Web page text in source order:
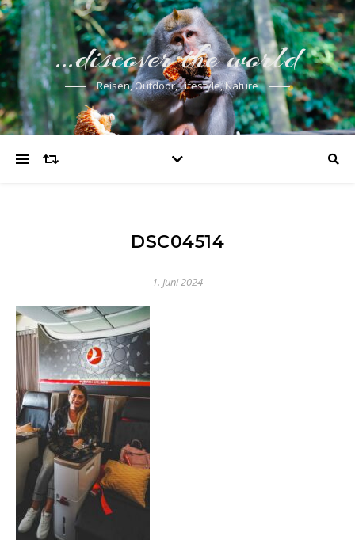
…discover the world
Reisen, Outdoor, Lifestyle, Nature
DSC04514
1. Juni 2024